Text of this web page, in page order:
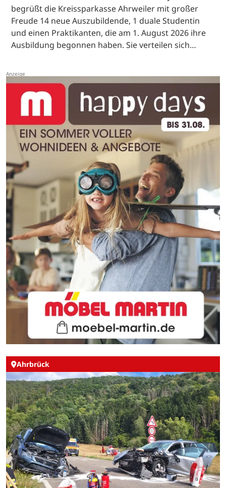
begrüßt die Kreissparkasse Ahrweiler mit großer
Freude 14 neue Auszubildende, 1 duale Studentin
und einen Praktikanten, die am 1. August 2026 ihre
Ausbildung begonnen haben. Sie verteilen sich…
Ahrbrück